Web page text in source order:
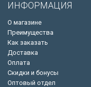
ИНФОРМАЦИЯ
О магазине
Преимущества
Как заказать
Доставка
Оплата
Скидки и бонусы
Оптовый отдел